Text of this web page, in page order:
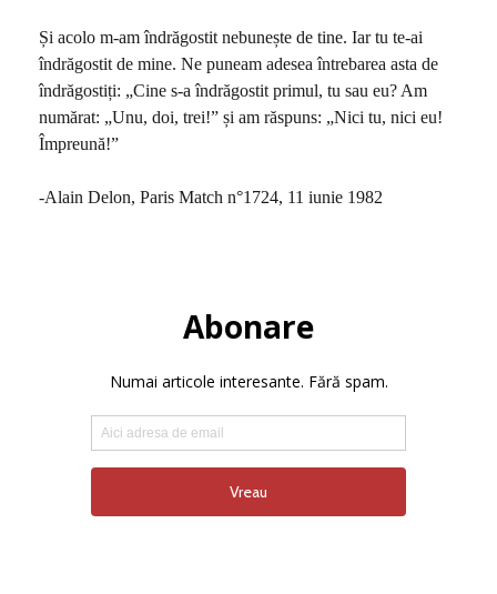
Și acolo m-am îndrăgostit nebunește de tine. Iar tu te-ai
îndrăgostit de mine. Ne puneam adesea întrebarea asta de
îndrăgostiți: „Cine s-a îndrăgostit primul, tu sau eu? Am
numărat: „Unu, doi, trei!” și am răspuns: „Nici tu, nici eu!
Împreună!”
-Alain Delon, Paris Match n°1724, 11 iunie 1982